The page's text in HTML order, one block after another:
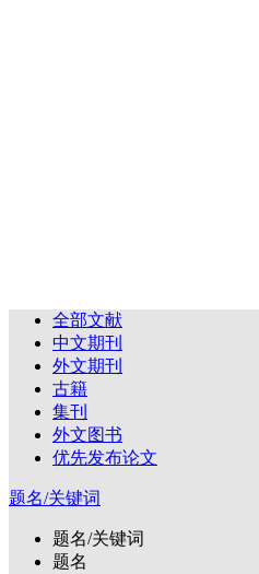
全部文献
中文期刊
外文期刊
古籍
集刊
外文图书
优先发布论文
题名/关键词
题名/关键词
题名